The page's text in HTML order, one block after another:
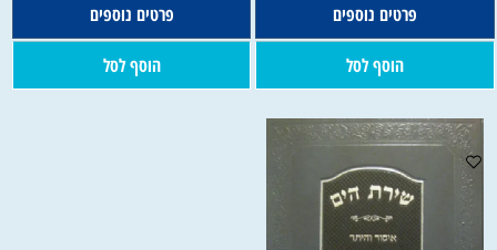
פרטים נוספים
הוסף לסל
פרטים נוספים
הוסף לסל